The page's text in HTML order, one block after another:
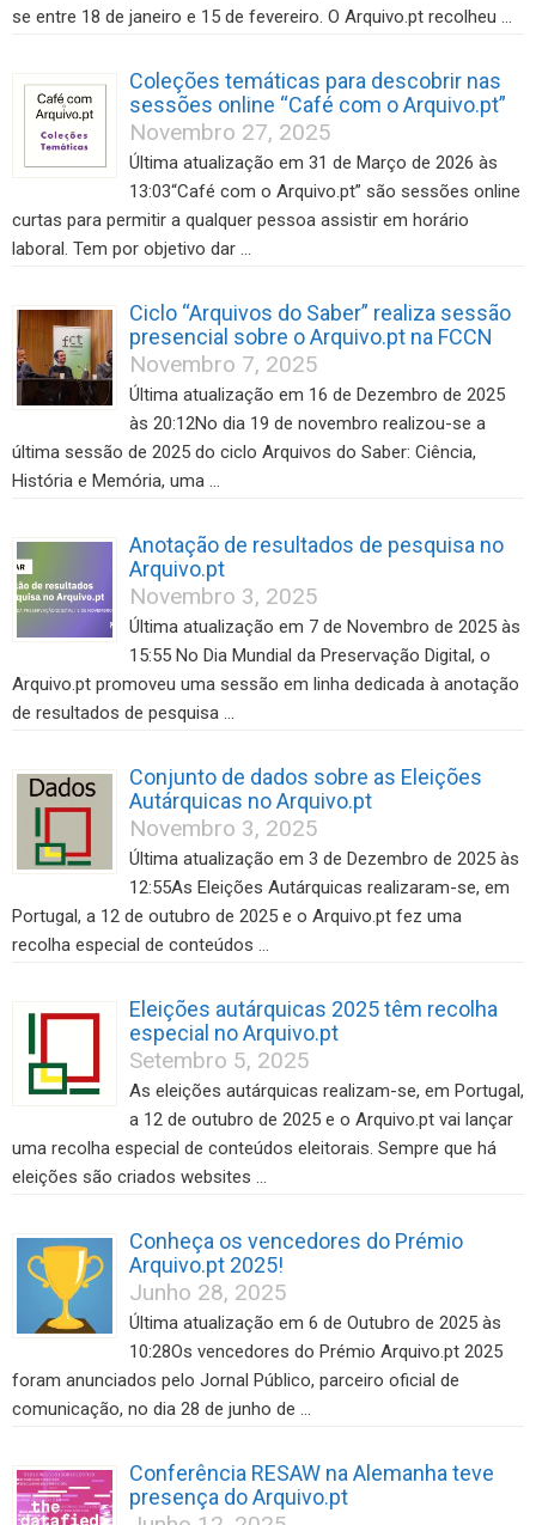
se entre 18 de janeiro e 15 de fevereiro. O Arquivo.pt recolheu …
Coleções temáticas para descobrir nas
sessões online “Café com o Arquivo.pt”
Novembro 27, 2025
Última atualização em 31 de Março de 2026 às
13:03“Café com o Arquivo.pt” são sessões online
curtas para permitir a qualquer pessoa assistir em horário
laboral. Tem por objetivo dar …
Ciclo “Arquivos do Saber” realiza sessão
presencial sobre o Arquivo.pt na FCCN
Novembro 7, 2025
Última atualização em 16 de Dezembro de 2025
às 20:12No dia 19 de novembro realizou-se a
última sessão de 2025 do ciclo Arquivos do Saber: Ciência,
História e Memória, uma …
Anotação de resultados de pesquisa no
Arquivo.pt
Novembro 3, 2025
Última atualização em 7 de Novembro de 2025 às
15:55 No Dia Mundial da Preservação Digital, o
Arquivo.pt promoveu uma sessão em linha dedicada à anotação
de resultados de pesquisa …
Conjunto de dados sobre as Eleições
Autárquicas no Arquivo.pt
Novembro 3, 2025
Última atualização em 3 de Dezembro de 2025 às
12:55As Eleições Autárquicas realizaram-se, em
Portugal, a 12 de outubro de 2025 e o Arquivo.pt fez uma
recolha especial de conteúdos …
Eleições autárquicas 2025 têm recolha
especial no Arquivo.pt
Setembro 5, 2025
As eleições autárquicas realizam-se, em Portugal,
a 12 de outubro de 2025 e o Arquivo.pt vai lançar
uma recolha especial de conteúdos eleitorais. Sempre que há
eleições são criados websites …
Conheça os vencedores do Prémio
Arquivo.pt 2025!
Junho 28, 2025
Última atualização em 6 de Outubro de 2025 às
10:28Os vencedores do Prémio Arquivo.pt 2025
foram anunciados pelo Jornal Público, parceiro oficial de
comunicação, no dia 28 de junho de …
Conferência RESAW na Alemanha teve
presença do Arquivo.pt